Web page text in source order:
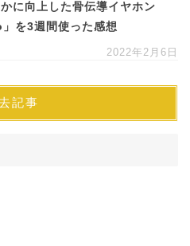
に向上した骨伝導イヤホン
を3週間使った感想
2022年2月6日
記事